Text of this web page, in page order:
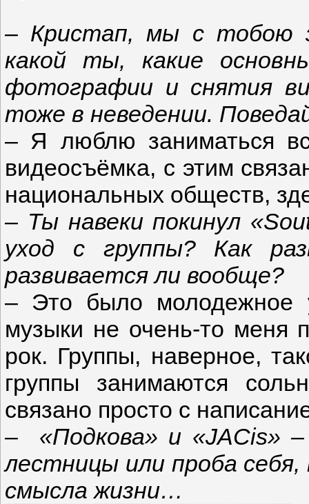
– Кристап, мы с тобою
какой ты, какие
фотографии и снятия
тоже в неведении.
– Я люблю заниматься
видеосъёмка, с этим
национальных обществ,
– Ты навеки покинул «
уход с группы? Как
развивается ли вообще?
– Это было молодежное
музыки не очень-то меня
рок. Группы, наверное,
группы занимаются
связано просто с
– «Подкова» и «JACis» –
лестницы или проба
смысла жизни…